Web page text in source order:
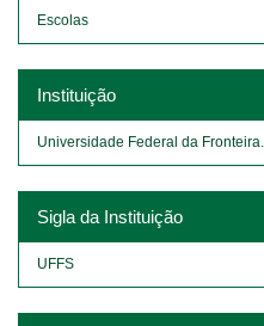
Escolas
Instituição
Universidade Federal da Fronteira...
Sigla da Instituição
UFFS